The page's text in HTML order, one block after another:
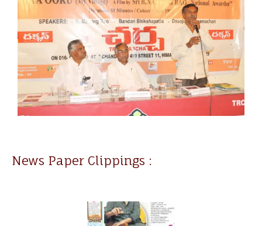
News Paper Clippings :